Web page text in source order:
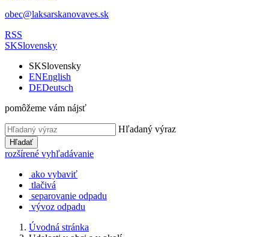
obec@laksarskanovaves.sk
RSS
SKSlovensky
SKSlovensky
ENEnglish
DEDeutsch
pomôžeme vám nájsť
Hľadaný výraz
Hľadať
rozšírené vyhľadávanie
ako vybaviť
tlačivá
separovanie odpadu
vývoz odpadu
Úvodná stránka